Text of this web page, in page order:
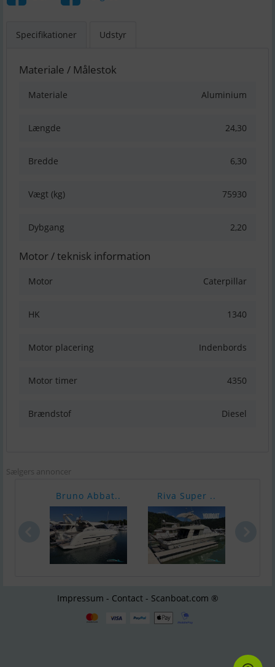
Specifikationer Udstyr
Materiale / Målestok
Materiale Aluminium
Længde 24,30
Bredde 6,30
Vægt (kg) 75930
Dybgang 2,20
Motor / teknisk information
Motor Caterpillar
HK 1340
Motor placering Indenbords
Motor timer 4350
Brændstof Diesel
Sælgers annoncer
Bruno Abbat.. Riva Super ..
Impressum - Contact - Scanboat.com ®